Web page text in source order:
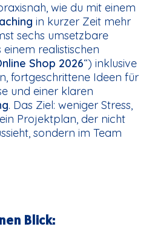
wie du mit einem
in kurzer Zeit mehr
sechs umsetzbare
einem realistischen
Shop 2026“) inklusive
fortgeschrittene Ideen für
und einer klaren
. Das Ziel: weniger Stress,
Projektplan, der nicht
sondern im Team
Blick: